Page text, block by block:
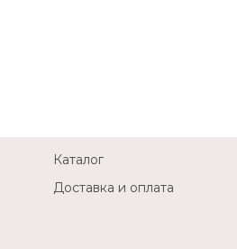
Каталог
Доставка и оплата